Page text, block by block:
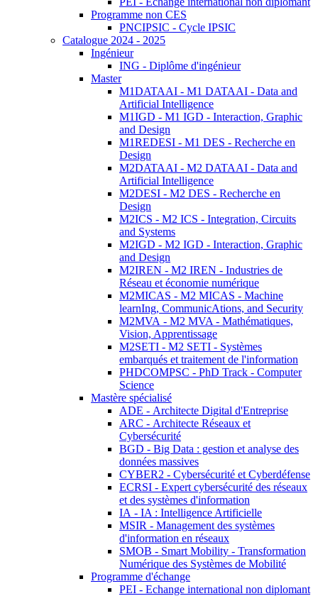
Programme non CES
PNCIPSIC - Cycle IPSIC
Catalogue 2024 - 2025
Ingénieur
ING - Diplôme d'ingénieur
Master
M1DATAAI - M1 DATAAI - Data and
Artificial Intelligence
M1IGD - M1 IGD - Interaction, Graphic
and Design
M1REDESI - M1 DES - Recherche en
Design
M2DATAAI - M2 DATAAI - Data and
Artificial Intelligence
M2DESI - M2 DES - Recherche en
Design
M2ICS - M2 ICS - Integration, Circuits
and Systems
M2IGD - M2 IGD - Interaction, Graphic
and Design
M2IREN - M2 IREN - Industries de
Réseau et économie numérique
M2MICAS - M2 MICAS - Machine
learnIng, CommunicAtions, and Security
M2MVA - M2 MVA - Mathématiques,
Vision, Apprentissage
M2SETI - M2 SETI - Systèmes
embarqués et traitement de l'information
PHDCOMPSC - PhD Track - Computer
Science
Mastère spécialisé
ADE - Architecte Digital d'Entreprise
ARC - Architecte Réseaux et
Cybersécurité
BGD - Big Data : gestion et analyse des
données massives
CYBER2 - Cybersécurité et Cyberdéfense
ECRSI - Expert cybersécurité des réseaux
et des systèmes d'information
IA - IA : Intelligence Artificielle
MSIR - Management des systèmes
d'information en réseaux
SMOB - Smart Mobility - Transformation
Numérique des Systèmes de Mobilité
Programme d'échange
PEI - Echange international non diplomant